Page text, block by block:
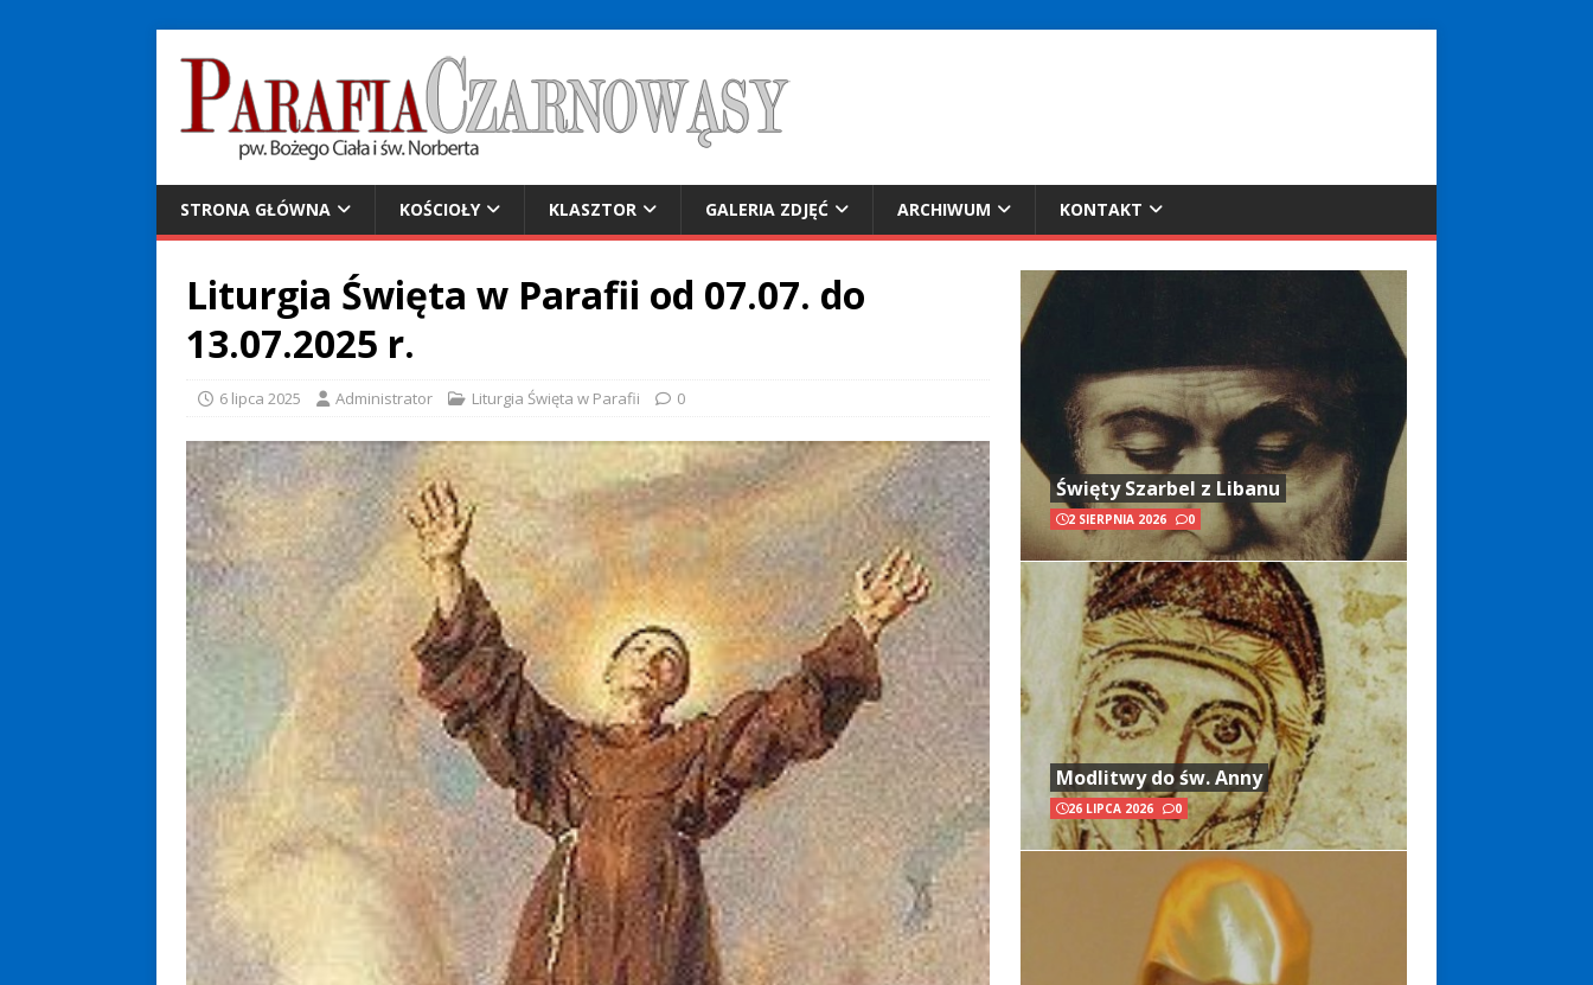
STRONA GŁÓWNA KOŚCIOŁY KLASZTOR GALERIA ZDJĘĆ ARCHIWUM KONTAKT
Liturgia Święta w Parafii od 07.07. do
13.07.2025 r.
6 lipca 2025 Administrator Liturgia Święta w Parafii 0
Święty Szarbel z Libanu
2 SIERPNIA 2026 0
Modlitwy do św. Anny
26 LIPCA 2026 0